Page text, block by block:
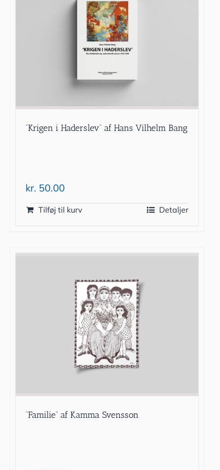
“Krigen i Haderslev” af Hans Vilhelm Bang
kr. 50.00
Tilføj til kurv Detaljer
”Familie” af Kamma Svensson